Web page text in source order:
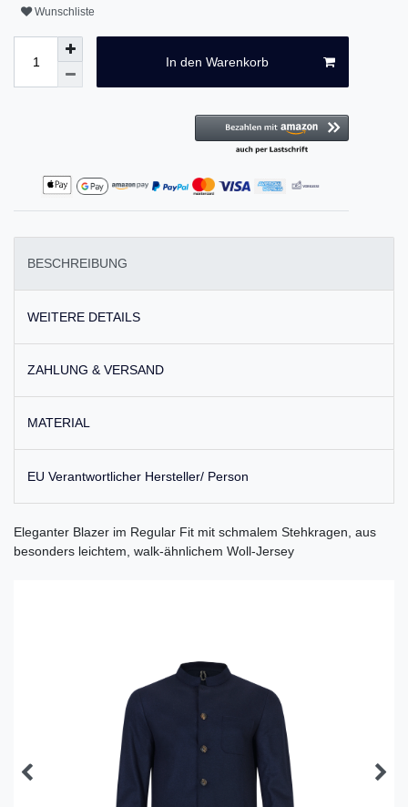
Wunschliste
In den Warenkorb
BESCHREIBUNG
WEITERE DETAILS
ZAHLUNG & VERSAND
MATERIAL
EU Verantwortlicher Hersteller/ Person
Eleganter Blazer im Regular Fit mit schmalem Stehkragen, aus
besonders leichtem, walk-ähnlichem Woll-Jersey